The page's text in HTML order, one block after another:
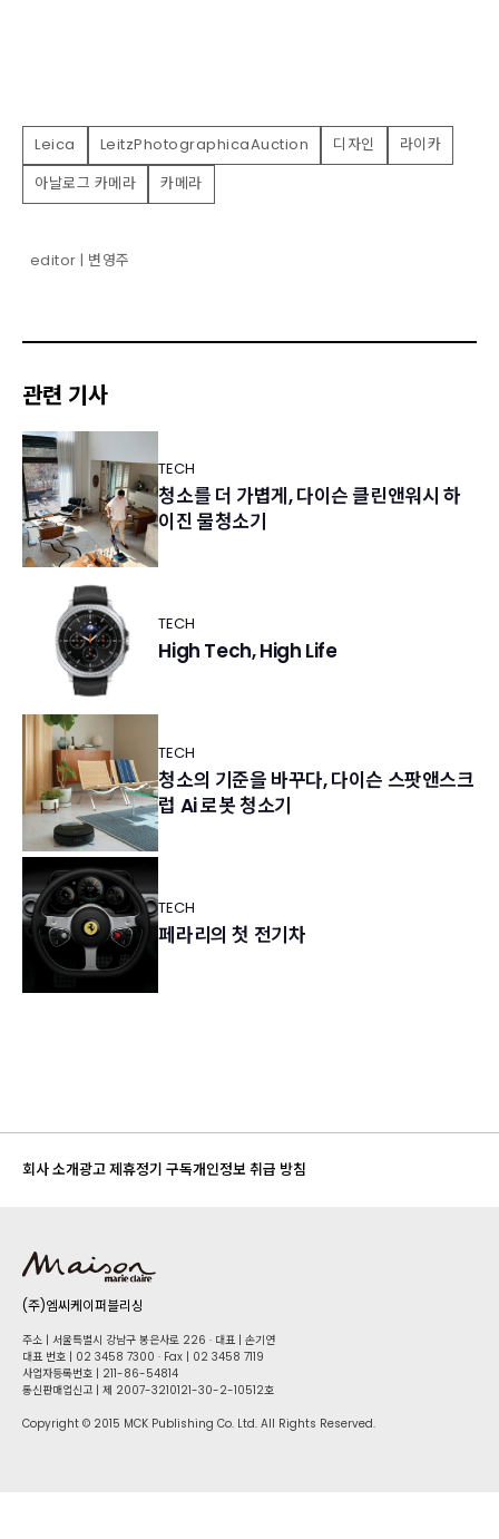
Leica LeitzPhotographicaAuction 디자인
라이카
아날로그 카메라
카메라
editor | 변영주
관련 기사
TECH
청소를 더 가볍게, 다이슨 클린앤워시 하
이진 물청소기
TECH
High Tech, High Life
TECH
청소의 기준을 바꾸다, 다이슨 스팟앤스크
럽 Ai 로봇 청소기
TECH
페라리의 첫 전기차
회사 소개광고 제휴정기 구독개인정보 취급 방침
(주)엠씨케이퍼블리싱
주소 | 서울특별시 강남구 봉은사로 226 · 대표 | 손기연
대표 번호 | 02 34​58 7300 · Fax | 02 34​58 7119
사업자등록번호 | 211-86-5​4814
통신판매업신고 | 제 2007-3210121-30-2-10512호
Copyright © 2015 MCK Publishing Co. Ltd. All Rights Reserved.